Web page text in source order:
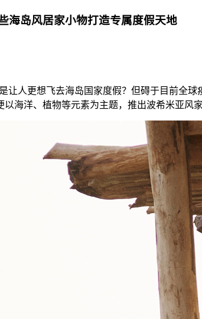
海岛风居家小物打造专属度假天地
人更想飞去海岛国家度假？但碍于目前全球
海洋、植物等元素为主题，推出波希米亚风